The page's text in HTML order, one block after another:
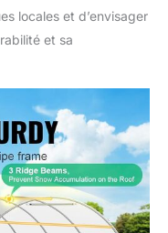
locales et d’envisager
et sa